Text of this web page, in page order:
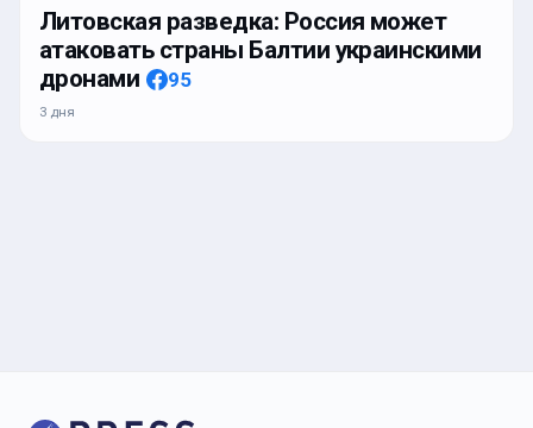
Литовская разведка: Россия может
атаковать страны Балтии украинскими
дронами
95
3 дня